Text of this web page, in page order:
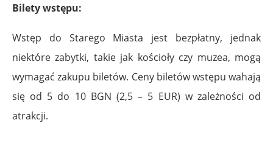
Bilety wstępu:
Wstęp do Starego Miasta jest bezpłatny, jednak
niektóre zabytki, takie jak kościoły czy muzea, mogą
wymagać zakupu biletów. Ceny biletów wstępu wahają
się od 5 do 10 BGN (2,5 – 5 EUR) w zależności od
atrakcji.